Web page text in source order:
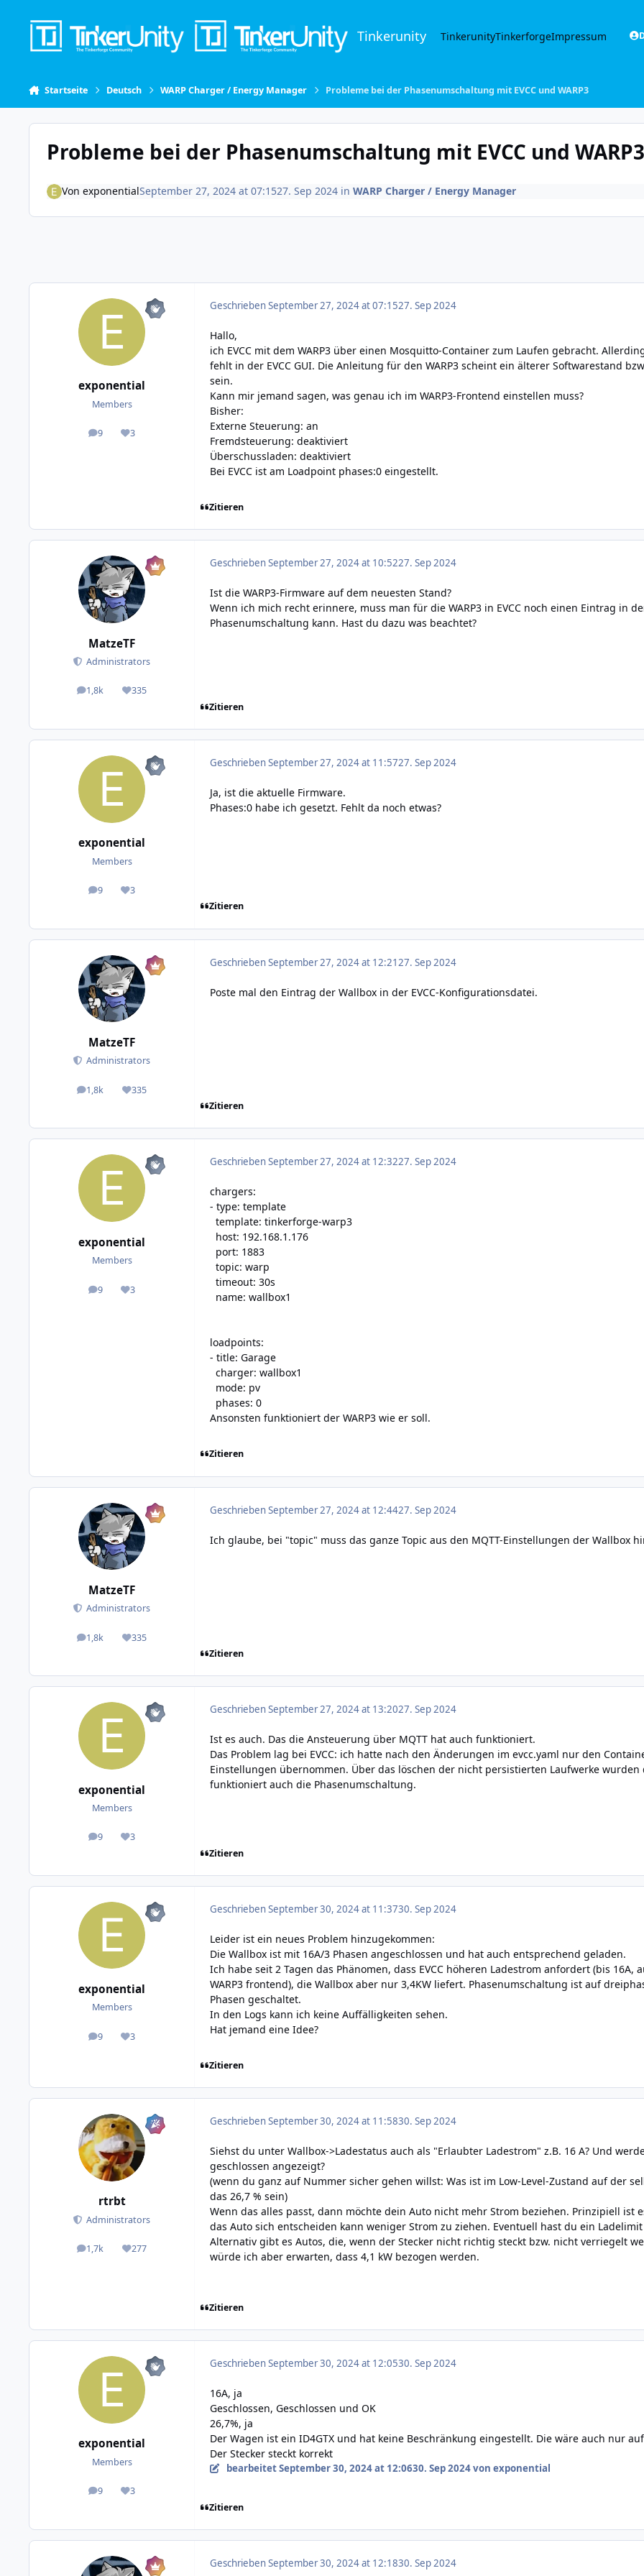
Tinkerunity TinkerunityTinkerforgeImpressum
Startseite Deutsch WARP Charger / Energy Manager Probleme bei der Phasenumschaltung mit EVCC und WARP3
Probleme bei der Phasenumschaltung mit EVCC und WARP3
Von exponentialSeptember 27, 2024 at 07:1527. Sep 2024in WARP Charger / Energy Manager
exponential
Members
9
posts 3
Reputation
GeschriebenSeptember 27, 2024 at 07:1527. Sep 2024
Hallo,
ich EVCC mit dem WARP3 über einen Mosquitto-Container zum Laufen gebracht.
fehlt in der EVCC GUI. Die Anleitung für den WARP3 scheint ein älterer Softwarestand
sein.
Kann mir jemand sagen, was genau ich im WARP3-Frontend einstellen muss?
Bisher:
Externe Steuerung: an
Fremdsteuerung: deaktiviert
Überschussladen: deaktiviert
Bei EVCC ist am Loadpoint phases:0 eingestellt.
Zitieren
MatzeTF
Administrators
1,8k
posts 335
Reputation
GeschriebenSeptember 27, 2024 at 10:5227. Sep 2024
Ist die WARP3-Firmware auf dem neuesten Stand?
Wenn ich mich recht erinnere, muss man für die WARP3 in EVCC noch einen Eintrag in
Phasenumschaltung kann. Hast du dazu was beachtet?
Zitieren
exponential
Members
9
posts 3
Reputation
GeschriebenSeptember 27, 2024 at 11:5727. Sep 2024
Ja, ist die aktuelle Firmware.
Phases:0 habe ich gesetzt. Fehlt da noch etwas?
Zitieren
MatzeTF
Administrators
1,8k
posts 335
Reputation
GeschriebenSeptember 27, 2024 at 12:2127. Sep 2024
Poste mal den Eintrag der Wallbox in der EVCC-Konfigurationsdatei.
Zitieren
exponential
Members
9
posts 3
Reputation
GeschriebenSeptember 27, 2024 at 12:3227. Sep 2024
chargers:
- type: template
template: tinkerforge-warp3
host: 192.168.1.176
port: 1883
topic: warp
timeout: 30s
name: wallbox1
loadpoints:
- title: Garage
charger: wallbox1
mode: pv
phases: 0
Ansonsten funktioniert der WARP3 wie er soll.
Zitieren
MatzeTF
Administrators
1,8k
posts 335
Reputation
GeschriebenSeptember 27, 2024 at 12:4427. Sep 2024
Ich glaube, bei "topic" muss das ganze Topic aus den MQTT-Einstellungen der Wallbox
Zitieren
exponential
Members
9
posts 3
Reputation
GeschriebenSeptember 27, 2024 at 13:2027. Sep 2024
Ist es auch. Das die Ansteuerung über MQTT hat auch funktioniert.
Das Problem lag bei EVCC: ich hatte nach den Änderungen im evcc.yaml nur den
Einstellungen übernommen. Über das löschen der nicht persistierten Laufwerke
funktioniert auch die Phasenumschaltung.
Zitieren
exponential
Members
9
posts 3
Reputation
GeschriebenSeptember 30, 2024 at 11:3730. Sep 2024
Leider ist ein neues Problem hinzugekommen:
Die Wallbox ist mit 16A/3 Phasen angeschlossen und hat auch entsprechend geladen.
Ich habe seit 2 Tagen das Phänomen, dass EVCC höheren Ladestrom anfordert (bis
WARP3 frontend), die Wallbox aber nur 3,4KW liefert. Phasenumschaltung ist auf
Phasen geschaltet.
In den Logs kann ich keine Auffälligkeiten sehen.
Hat jemand eine Idee?
Zitieren
rtrbt
Administrators
1,7k
posts 277
Reputation
GeschriebenSeptember 30, 2024 at 11:5830. Sep 2024
Siehst du unter Wallbox->Ladestatus auch als "Erlaubter Ladestrom" z.B. 16 A? Und
geschlossen angezeigt?
(wenn du ganz auf Nummer sicher gehen willst: Was ist im Low-Level-Zustand auf der
das 26,7 % sein)
Wenn das alles passt, dann möchte dein Auto nicht mehr Strom beziehen. Prinzipiell ist
das Auto sich entscheiden kann weniger Strom zu ziehen. Eventuell hast du ein
Alternativ gibt es Autos, die, wenn der Stecker nicht richtig steckt bzw. nicht verriegelt
würde ich aber erwarten, dass 4,1 kW bezogen werden.
Zitieren
exponential
Members
9
posts 3
Reputation
GeschriebenSeptember 30, 2024 at 12:0530. Sep 2024
16A, ja
Geschlossen, Geschlossen und OK
26,7%, ja
Der Wagen ist ein ID4GTX und hat keine Beschränkung eingestellt. Die wäre auch nur
Der Stecker steckt korrekt
bearbeitetSeptember 30, 2024 at 12:0630. Sep 2024von exponential
Zitieren
GeschriebenSeptember 30, 2024 at 12:1830. Sep 2024